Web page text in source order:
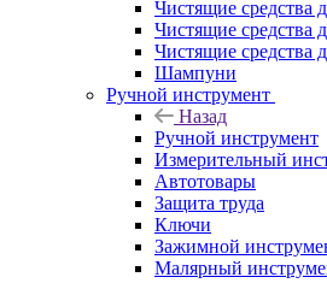
Чистящие средства
Чистящие средства
Чистящие средства
Шампуни
Ручной инструмент
Назад
Ручной инструмент
Измерительный
Автотовары
Защита труда
Ключи
Зажимной
Малярный